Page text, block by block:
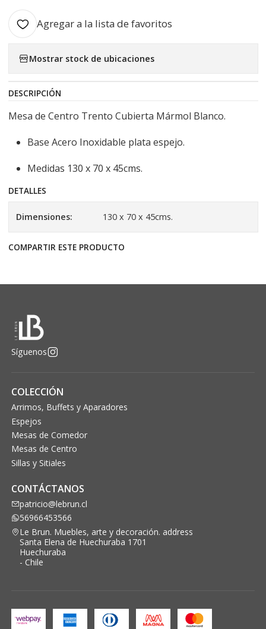
Agregar a la lista de favoritos
Mostrar stock de ubicaciones
DESCRIPCIÓN
Mesa de Centro Trento Cubierta Mármol Blanco.
Base Acero Inoxidable plata espejo.
Medidas 130 x 70 x 45cms.
DETALLES
Dimensiones: 130 x 70 x 45cms.
COMPARTIR ESTE PRODUCTO
Síguenos
COLECCIÓN
Arrimos, Buffets y Aparadores
Espejos
Mesas de Comedor
Mesas de Centro
Sillas y Sitiales
CONTÁCTANOS
patricio@lebrun.cl
56966453566
Le Brun. Muebles, arte y decoración. address
Santa Elena de Huechuraba 1701
Huechuraba
- Chile